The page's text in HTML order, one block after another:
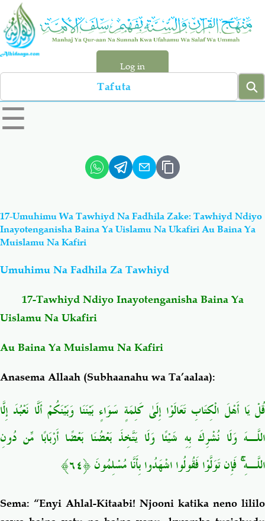
Skip
main
content
Log in
Search
left
sidebar
☰
Hadiyth
Aqiydah Manhaj
Salaf Wa Ummah Firaq-Makundi
Akhlaaq-Aadaab Raqaaiq
Familia-Jamii Maswali-Majibu
Chemsha Bongo Vitabu
Mapishi
17-Umuhimu Wa Tawhiyd Na Fadhila Zake: Tawhiyd Ndiyo
Inayotenganisha Baina Ya Uislamu Na Ukafiri Au Baina Ya
Muislamu Na Kafiri
Umuhimu Na Fadhila Za Tawhiyd
17-Tawhiyd Ndiyo Inayotenganisha Baina Ya
Uislamu Na Ukafiri
Au Baina Ya Muislamu Na Kafiri
Anasema Allaah (Subhaanahu wa Ta’aalaa):
قُلْ يَا أَهْلَ الْكِتَابِ تَعَالَوْا إِلَىٰ كَلِمَةٍ سَوَاءٍ بَيْنَنَا وَبَيْنَكُمْ أَلَّا نَعْبُدَ إِلَّا
اللَّـهَ وَلَا نُشْرِكَ بِهِ شَيْئًا وَلَا يَتَّخِذَ بَعْضُنَا بَعْضًا أَرْبَابًا مِّن دُونِ
اللَّـهِ ۚ فَإِن تَوَلَّوْا فَقُولُوا اشْهَدُوا بِأَنَّا مُسْلِمُونَ ﴿٦٤﴾
Sema: “Enyi Ahlal-Kitaabi! Njooni katika neno lililo